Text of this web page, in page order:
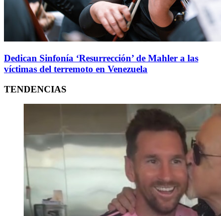
Dedican Sinfonía ‘Resurrección’ de Mahler a las
víctimas del terremoto en Venezuela
TENDENCIAS